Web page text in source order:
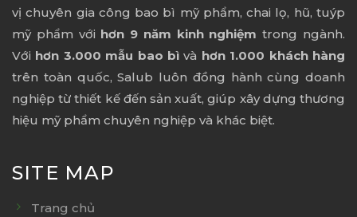
vị chuyên gia công bao bì mỹ phẩm, chai lọ, hũ, tuýp
mỹ phẩm với hơn 9 năm kinh nghiệm trong ngành.
Với hơn 3.000 mẫu bao bì và hơn 1.000 khách hàng
trên toàn quốc, Salub luôn đồng hành cùng doanh
nghiệp từ thiết kế đến sản xuất, giúp xây dựng thương
hiệu mỹ phẩm chuyên nghiệp và khác biệt.
SITE MAP
Trang chủ